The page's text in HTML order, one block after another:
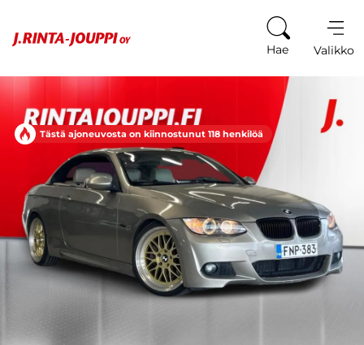
Hae Valikko
Tästä ajoneuvosta on kiinnostunut 118 henkilöä